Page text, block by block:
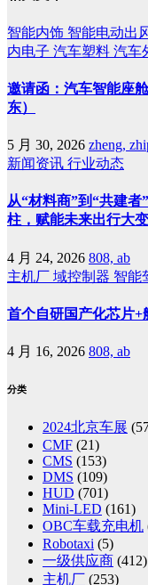
智能内饰 智能电动出
内电子 汽车塑料 汽车
邀请函：汽车智能座
东）
5 月 30, 2026 zheng,
新闻资讯 行业动态
从“材料商”到“共建
柱，赋能未来出行大
4 月 24, 2026 808, ab
主机厂 域控制器 智能
首个自研国产化芯片
4 月 16, 2026 808, ab
分类
2024北京车展
CMF (21)
CMS (153)
DMS (109)
HUD (701)
Mini-LED (161)
OBC车载充电机
Robotaxi (5)
一级供应商 (412)
主机厂 (253)